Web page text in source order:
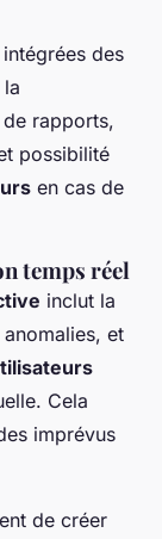
des
rapports,
possibilité
en cas de
temps réel
inclut la
et
Cela
imprévus
de créer